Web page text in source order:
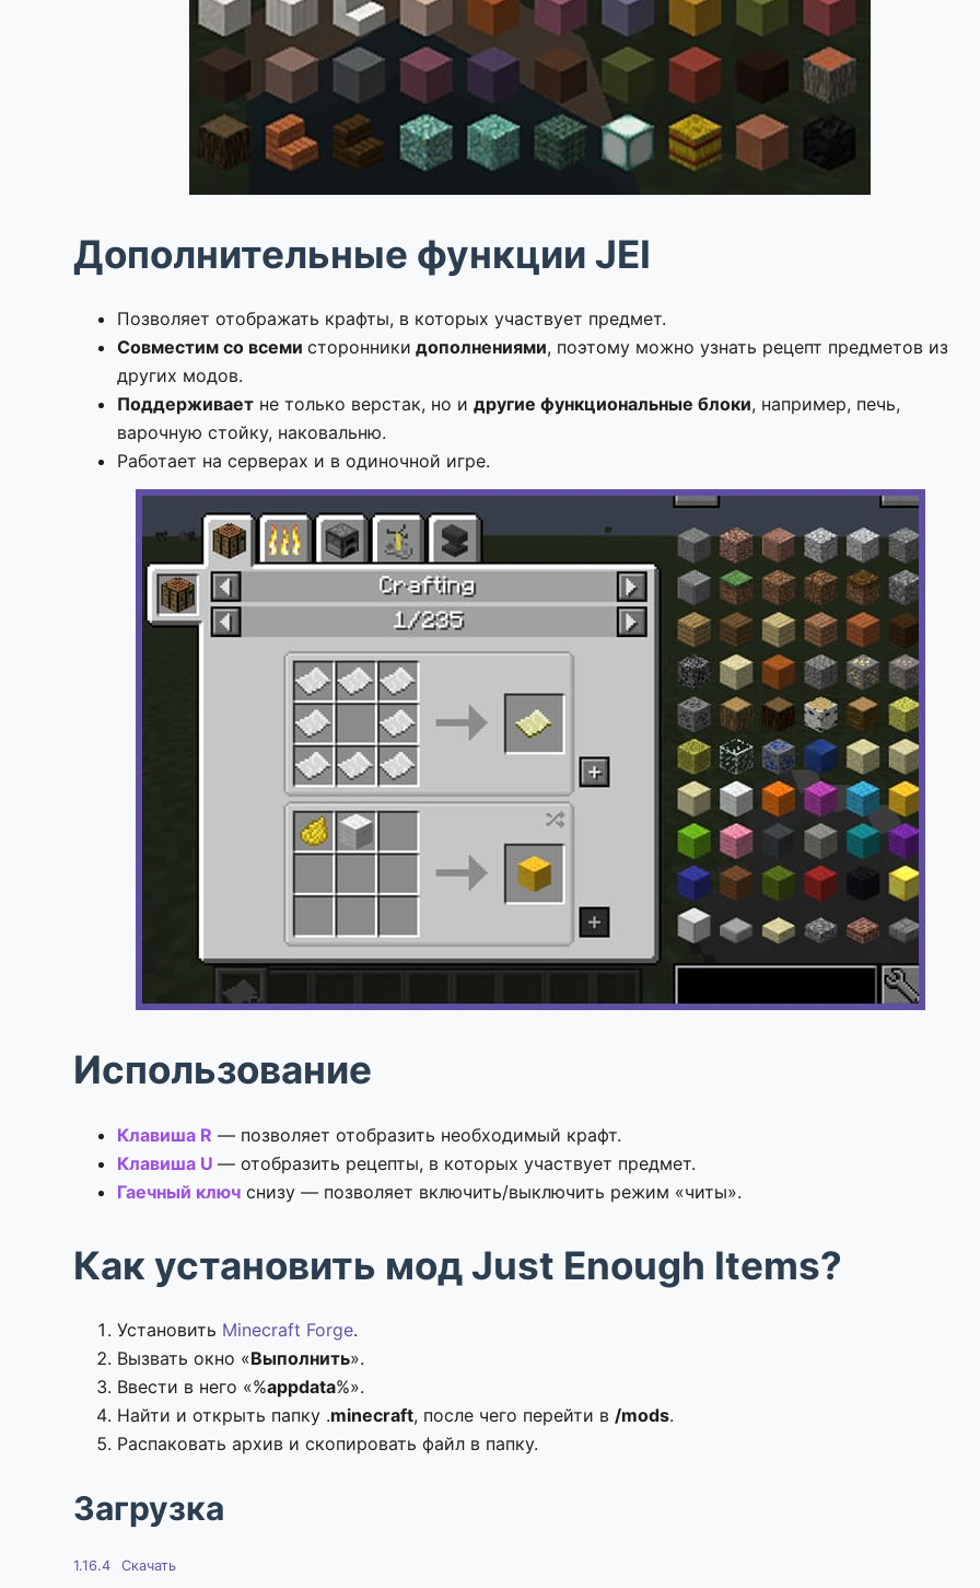
Дополнительные функции JEI
Позволяет отображать крафты, в которых участвует предмет.
Совместим со всемисторонники дополнениями, поэтому можно узнать рецепт предметов из
других модов.
Поддерживает не только верстак, но идругие функциональные блоки, например, печь,
варочную стойку, наковальню.
Работает на серверах и в одиночной игре.
Использование
Клавиша R — позволяет отобразить необходимый крафт.
Клавиша U— отобразить рецепты, в которых участвует предмет.
Гаечный ключ снизу — позволяет включить/выключить режим «читы».
Как установить мод Just Enough Items?
Установить Minecraft Forge.
Вызвать окно «Выполнить».
Ввести в него «%appdata%».
Найти и открыть папку .minecraft, после чего перейти в/mods.
Распаковать архив и скопировать файл в папку.
Загрузка
1.16.4 Скачать